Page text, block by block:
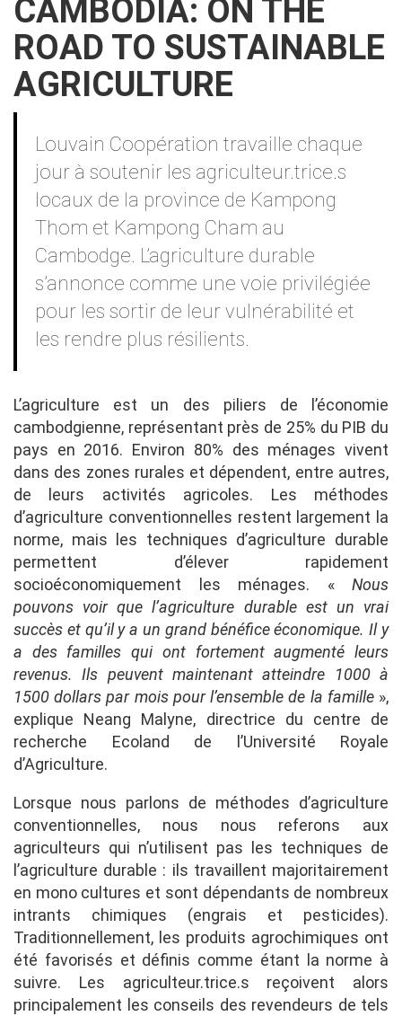
CAMBODIA: ON THE
ROAD TO SUSTAINABLE
AGRICULTURE
Louvain Coopération travaille chaque
jour à soutenir les agriculteur.trice.s
locaux de la province de Kampong
Thom et Kampong Cham au
Cambodge. L’agriculture durable
s’annonce comme une voie privilégiée
pour les sortir de leur vulnérabilité et
les rendre plus résilients.
L’agriculture est un des piliers de l’économie
cambodgienne, représentant près de 25% du PIB du
pays en 2016. Environ 80% des ménages vivent
dans des zones rurales et dépendent, entre autres,
de leurs activités agricoles. Les méthodes
d’agriculture conventionnelles restent largement la
norme, mais les techniques d’agriculture durable
permettent d’élever rapidement
socioéconomiquement les ménages. « Nous
pouvons voir que l’agriculture durable est un vrai
succès et qu’il y a un grand bénéfice économique. Il y
a des familles qui ont fortement augmenté leurs
revenus. Ils peuvent maintenant atteindre 1000 à
1500 dollars par mois pour l’ensemble de la famille»,
explique Neang Malyne, directrice du centre de
recherche Ecoland de l’Université Royale
d’Agriculture.
Lorsque nous parlons de méthodes d’agriculture
conventionnelles, nous nous referons aux
agriculteurs qui n’utilisent pas les techniques de
l’agriculture durable : ils travaillent majoritairement
en mono cultures et sont dépendants de nombreux
intrants chimiques (engrais et pesticides).
Traditionnellement, les produits agrochimiques ont
été favorisés et définis comme étant la norme à
suivre. Les agriculteur.trice.s reçoivent alors
principalement les conseils des revendeurs de tels